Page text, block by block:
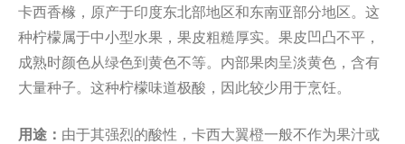
卡西香橼，原产于印度东北部地区和东南亚部分地区。这
种柠檬属于中小型水果，果皮粗糙厚实。果皮凹凸不平，
成熟时颜色从绿色到黄色不等。内部果肉呈淡黄色，含有
大量种子。这种柠檬味道极酸，因此较少用于烹饪。
用途： 由于其强烈的酸性，卡西大翼橙一般不作为果汁或